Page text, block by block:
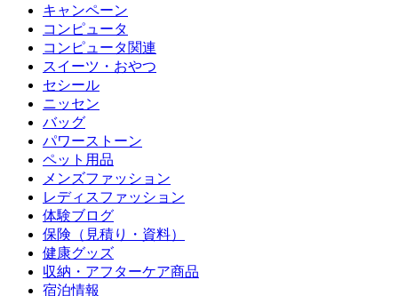
キャンペーン
コンピュータ
コンピュータ関連
スイーツ・おやつ
セシール
ニッセン
バッグ
パワーストーン
ペット用品
メンズファッション
レディスファッション
体験ブログ
保険（見積り・資料）
健康グッズ
収納・アフターケア商品
宿泊情報